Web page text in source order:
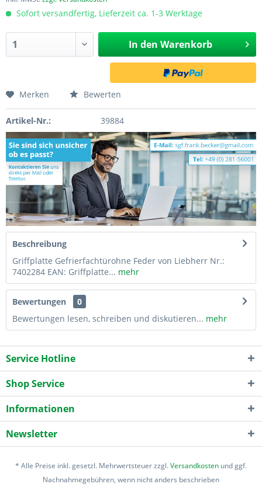
Sofort versandfertig, Lieferzeit ca. 1-3 Werktage
In den Warenkorb
Merken Bewerten
Artikel-Nr.: 39884
Beschreibung
Griffplatte Gefrierfachtürohne Feder von Liebherr Nr.:
7402284 EAN: Griffplatte... mehr
Bewertungen
0
Bewertungen lesen, schreiben und diskutieren... mehr
Service Hotline
Shop Service
Informationen
Newsletter
* Alle Preise inkl. gesetzl. Mehrwertsteuer zzgl.Versandkosten und ggf.
Nachnahmegebühren, wenn nicht anders beschrieben